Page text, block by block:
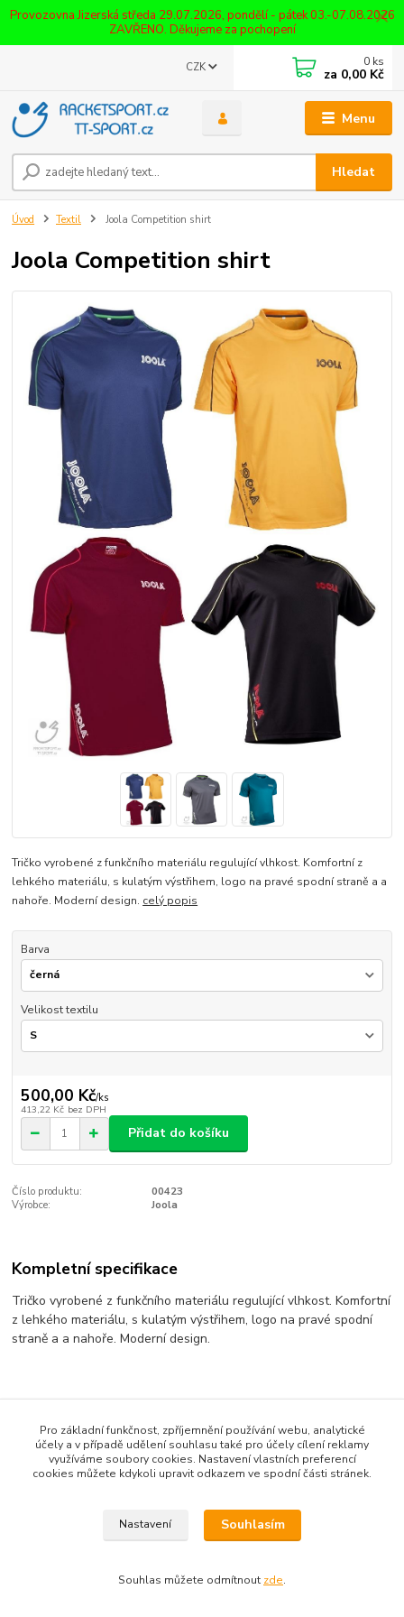
Provozovna Jizerská středa 29.07.2026, pondělí - pátek 03.-07.08.2026
ZAVŘENO. Děkujeme za pochopení
Menu
CZK
Hledat
0 ks
za 0,00 Kč
Úvod Textil Joola Competition shirt
Joola Competition shirt
Tričko vyrobené z funkčního materiálu regulující vlhkost. Komfortní z
lehkého materiálu, s kulatým výstřihem, logo na pravé spodní straně a a
nahoře. Moderní design. celý popis
Barva
Velikost textilu
500,00 Kč/ks
413,22 Kč bez DPH
Přidat do košíku
Číslo produktu:
00423
Výrobce:
Joola
Kompletní specifikace
Tričko vyrobené z funkčního materiálu regulující vlhkost. Komfortní
z lehkého materiálu, s kulatým výstřihem, logo na pravé spodní
straně a a nahoře. Moderní design.
Zboží zařazeno v kategoriích
Textil
Trička
Pro základní funkčnost, zpříjemnění používání webu, analytické
účely a v případě udělení souhlasu také pro účely cílení reklamy
využíváme soubory cookies. Nastavení vlastních preferencí
cookies můžete kdykoli upravit odkazem ve spodní části stránek.
Nastavení Souhlasím
Souhlas můžete odmítnout zde.